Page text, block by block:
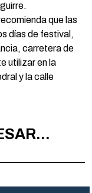
que las
días de festival,
carretera de
utilizar en la
y la calle